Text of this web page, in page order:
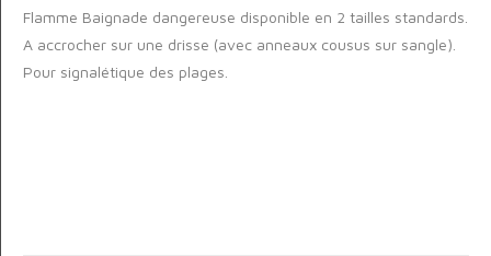
Flamme Baignade dangereuse disponible en 2 tailles standards.
A accrocher sur une drisse (avec anneaux cousus sur sangle).
Pour signalétique des plages.